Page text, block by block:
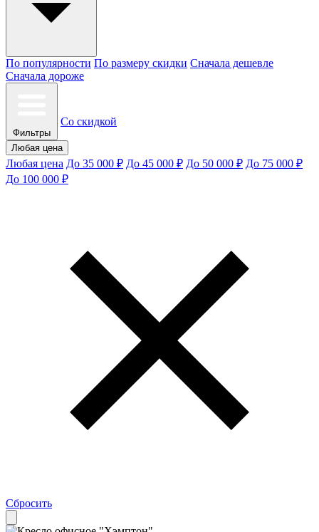
По популярности По размеру скидки Сначала дешевле
Сначала дороже
Фильтры
Со скидкой
Любая цена
Любая цена До 35 000 ₽ До 45 000 ₽ До 50 000 ₽ До 75 000 ₽
До 100 000 ₽
Сбросить